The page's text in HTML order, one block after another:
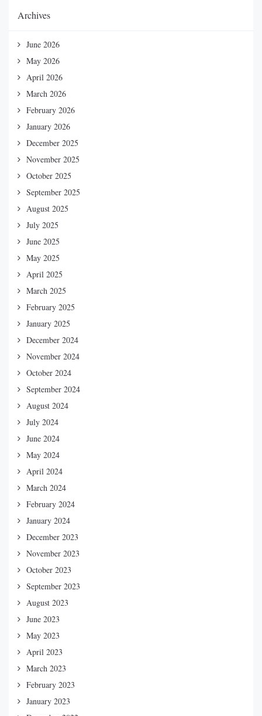
Archives
June 2026
May 2026
April 2026
March 2026
February 2026
January 2026
December 2025
November 2025
October 2025
September 2025
August 2025
July 2025
June 2025
May 2025
April 2025
March 2025
February 2025
January 2025
December 2024
November 2024
October 2024
September 2024
August 2024
July 2024
June 2024
May 2024
April 2024
March 2024
February 2024
January 2024
December 2023
November 2023
October 2023
September 2023
August 2023
June 2023
May 2023
April 2023
March 2023
February 2023
January 2023